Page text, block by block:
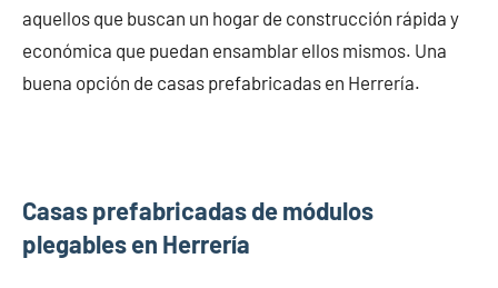
aquellos que buscan un hogar de construcción rápida y
económica que puedan ensamblar ellos mismos. Una
buena opción de casas prefabricadas en Herrería.
Casas prefabricadas de módulos
plegables en Herrería